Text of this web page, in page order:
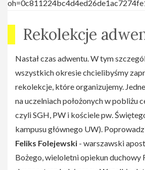
Rekolekcje
Nastał czas adwentu. W tym
wszystkich okresie chcielibyśmy
rekolekcje, które organizujemy.
na uczelniach położonych w pobliżu
czyli SGH, PW i kościele pw.
kampusu głównego UW).
Feliks Folejewski - warszawski
Bożego, wieloletni opiekun duchowy